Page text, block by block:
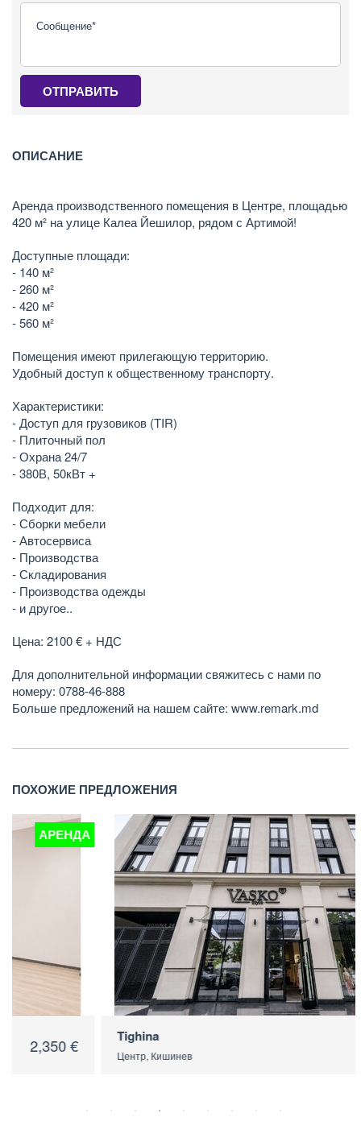
ОТПРАВИТЬ
ОПИСАНИЕ
Аренда производственного помещения в Центре, площадью
420 м² на улице Калеа Йешилор, рядом с Артимой!
Доступные площади:
- 140 м²
- 260 м²
- 420 м²
- 560 м²
Помещения имеют прилегающую территорию.
Удобный доступ к общественному транспорту.
Характеристики:
- Доступ для грузовиков (TIR)
- Плиточный пол
- Охрана 24/7
- 380В, 50кВт +
Подходит для:
- Сборки мебели
- Автосервиса
- Производства
- Складирования
- Производства одежды
- и другое..
Цена: 2100 € + НДС
Для дополнительной информации свяжитесь с нами по
номеру: 0788-46-888
Больше предложений на нашем сайте: www.remark.md
ПОХОЖИЕ ПРЕДЛОЖЕНИЯ
АРЕНДА
Центр, Кишинев